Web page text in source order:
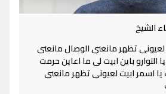
الشيخ
لعيونى تظهر مانعنى الوصال مانعنى
النوارو باين ابيت لى ما اعاين حرمت
يا اسمر ابيت لعيونى تظهر مانعنى